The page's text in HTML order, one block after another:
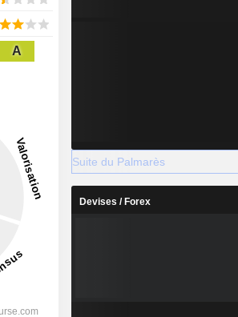
A
Suite du Palmarès
Devises / Forex